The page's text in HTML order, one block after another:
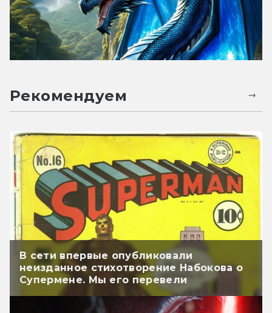
Рекомендуем
В сети впервые опубликовали
неизданное стихотворение Набокова о
Супермене. Мы его перевели